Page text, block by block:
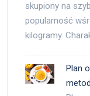
skupiony na
popularność
kilogramy.
Plan